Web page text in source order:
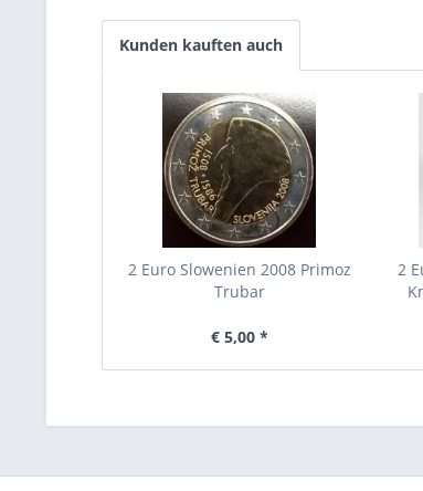
Kunden kauften auch
2 Euro Slowenien 2008 Primoz
Trubar
€ 5,00 *
2